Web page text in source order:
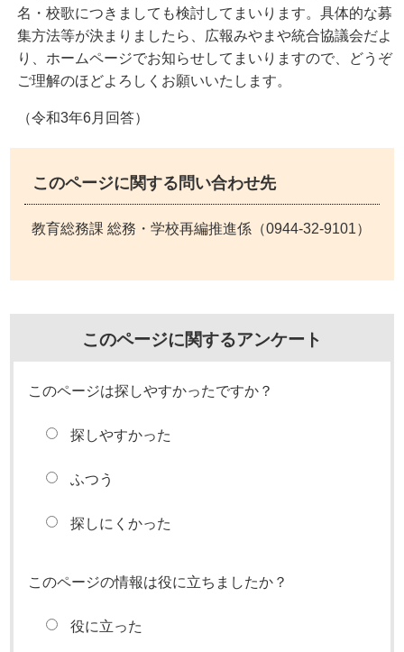
名・校歌につきましても検討してまいります。具体的な募
集方法等が決まりましたら、広報みやまや統合協議会だよ
り、ホームページでお知らせしてまいりますので、どうぞ
ご理解のほどよろしくお願いいたします。
（令和3年6月回答）
このページに関する問い合わせ先
教育総務課 総務・学校再編推進係（0944-32-9101）
このページに関するアンケート
このページは探しやすかったですか？
探しやすかった
ふつう
探しにくかった
このページの情報は役に立ちましたか？
役に立った